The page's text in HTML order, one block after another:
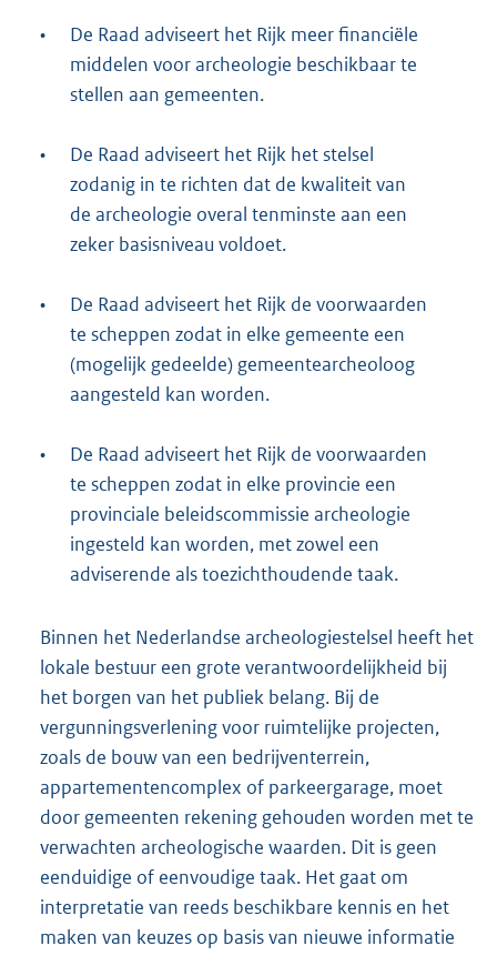
•
De Raad adviseert het Rijk meer financiële
middelen voor archeologie beschikbaar te
stellen aan gemeenten.
•
De Raad adviseert het Rijk het stelsel
zodanig in te richten dat de kwaliteit van
de archeologie overal tenminste aan een
zeker basisniveau voldoet.
•
De Raad adviseert het Rijk de voorwaarden
te scheppen zodat in elke gemeente een
(mogelijk gedeelde) gemeentearcheoloog
aangesteld kan worden.
•
De Raad adviseert het Rijk de voorwaarden
te scheppen zodat in elke provincie een
provinciale beleidscommissie archeologie
ingesteld kan worden, met zowel een
adviserende als toezichthoudende taak.
Binnen het Nederlandse archeologiestelsel heeft het
lokale bestuur een grote verantwoordelijkheid bij
het borgen van het publiek belang. Bij de
vergunningsverlening voor ruimtelijke projecten,
zoals de bouw van een bedrijventerrein,
appartementencomplex of parkeergarage, moet
door gemeenten rekening gehouden worden met te
verwachten archeologische waarden. Dit is geen
eenduidige of eenvoudige taak. Het gaat om
interpretatie van reeds beschikbare kennis en het
maken van keuzes op basis van nieuwe informatie